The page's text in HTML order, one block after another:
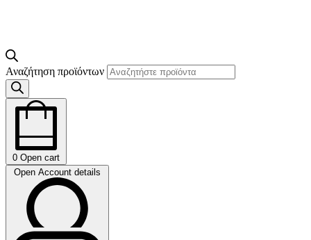
Αναζήτηση προϊόντων
0 Open cart
Open Account details